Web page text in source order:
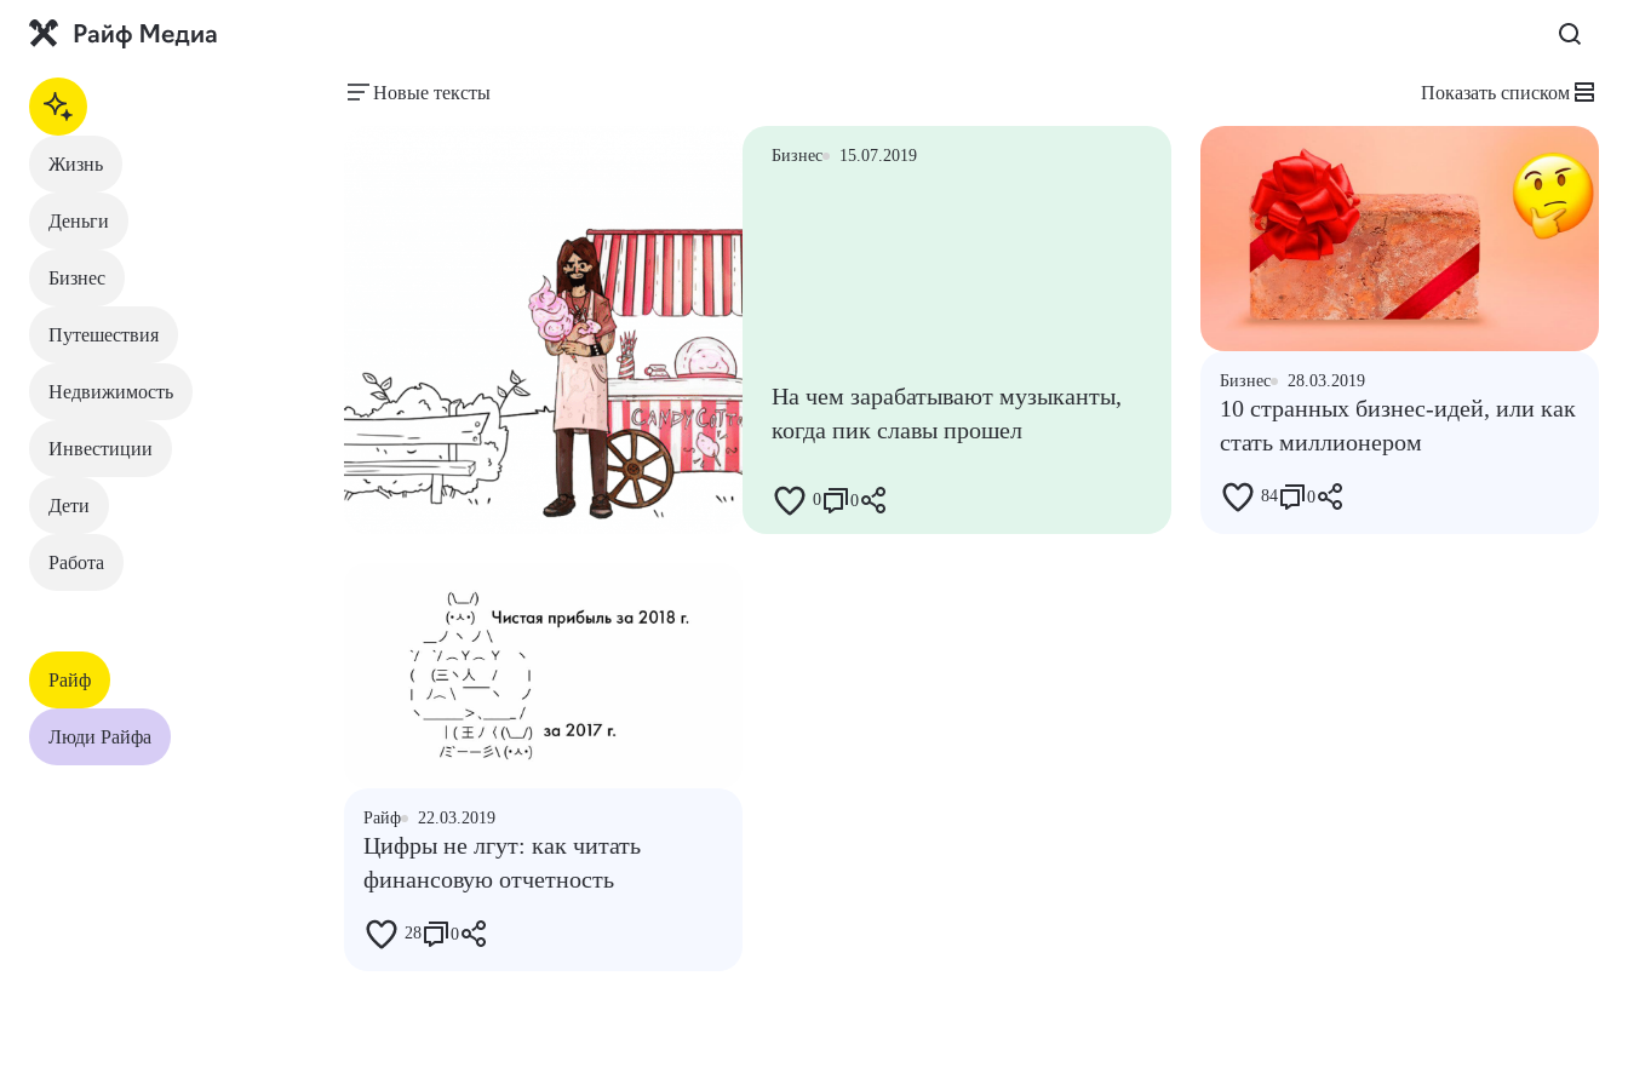
Жизнь
Деньги
Бизнес
Путешествия
Недвижимость
Инвестиции
Дети
Работа
Райф
Люди Райфа
Новые тексты Показать списком
Бизнес 15.07.2019
На чем зарабатывают музыканты,
когда пик славы прошел
0 0
Бизнес 28.03.2019
10 странных бизнес-идей, или как
стать миллионером
84 0
Райф 22.03.2019
Цифры не лгут: как читать
финансовую отчетность
28 0